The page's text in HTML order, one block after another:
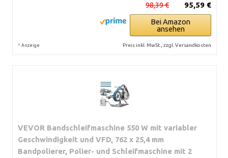
95,59 €
98,39 €
Bei Amazon
ansehen
* Anzeige Preis inkl. MwSt., zzgl. Versandkosten
VEVOR Bandschleifmaschine 550 W mit variabler
Geschwindigkeit und VFD, 762 x 25,4 mm
Bandpolierer, Polier- und Schleifmaschine mit 2